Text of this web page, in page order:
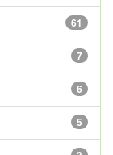
61
7
6
5